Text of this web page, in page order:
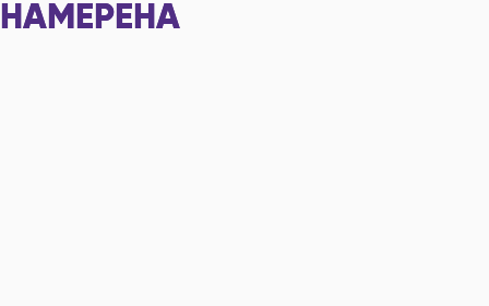
НАМЕРЕНА